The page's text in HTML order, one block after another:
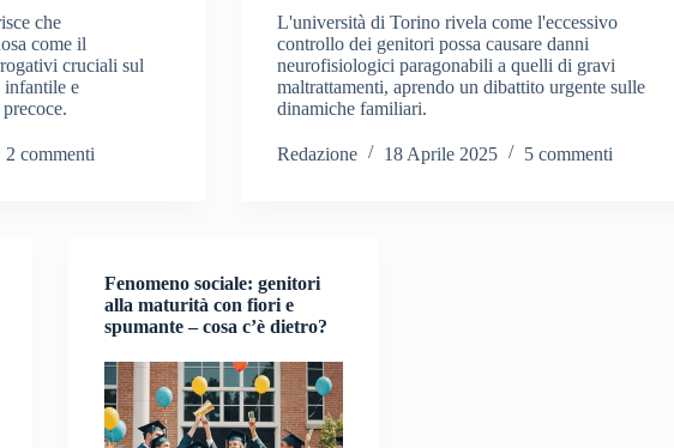
che
come il
cruciali sul
e
2 commenti
L'università di Torino rivela come l'eccessivo
controllo dei genitori possa causare danni
neurofisiologici paragonabili a quelli di gravi
maltrattamenti, aprendo un dibattito urgente sulle
dinamiche familiari.
Redazione 18 Aprile 2025 5 commenti
Fenomeno sociale: genitori
alla maturità con fiori e
spumante – cosa c’è dietro?